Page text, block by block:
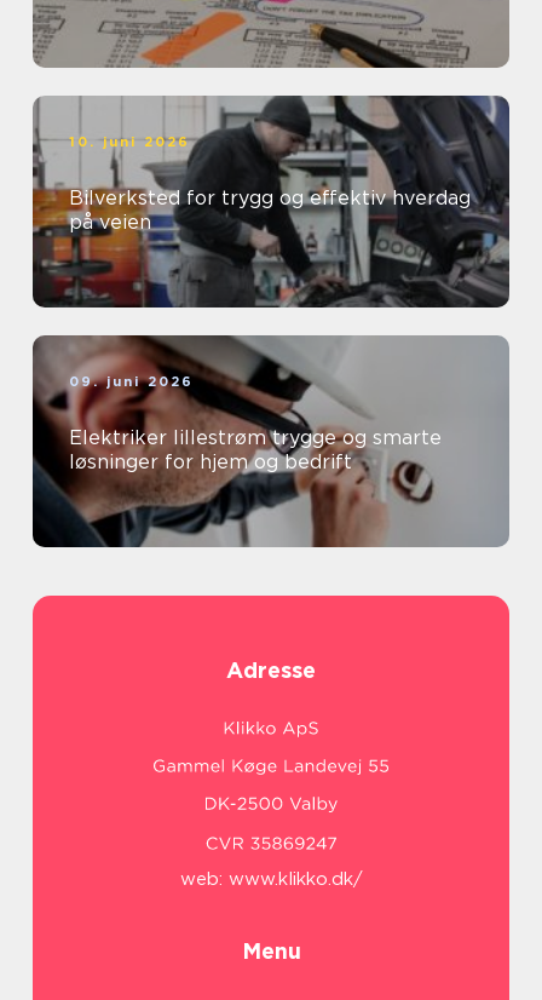
10. juni 2026
Bilverksted for trygg og effektiv hverdag
på veien
09. juni 2026
Elektriker lillestrøm trygge og smarte
løsninger for hjem og bedrift
Adresse
web: www.klikko.dk/
Menu